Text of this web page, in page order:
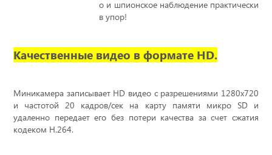
о и шпионское наблюдение практически
в упор!
Качественные видео в формате HD.
Миникамера записывает HD видео с разрешениями 1280х720
и частотой 20 кадров/сек на карту памяти микро SD и
удаленно передает его без потери качества за счет сжатия
кодеком H.264.